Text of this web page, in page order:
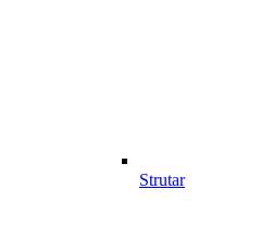
Strutar